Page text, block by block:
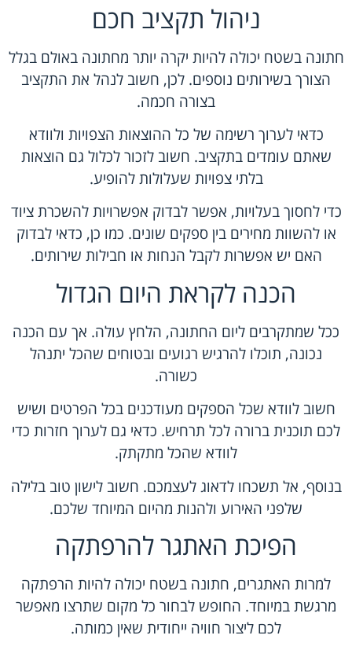
ניהול תקציב חכם
חתונה בשטח יכולה להיות יקרה יותר מחתונה באולם בגלל
הצורך בשירותים נוספים. לכן, חשוב לנהל את התקציב
בצורה חכמה.
כדאי לערוך רשימה של כל ההוצאות הצפויות ולוודא
שאתם עומדים בתקציב. חשוב לזכור לכלול גם הוצאות
בלתי צפויות שעלולות להופיע.
כדי לחסוך בעלויות, אפשר לבדוק אפשרויות להשכרת ציוד
או להשוות מחירים בין ספקים שונים. כמו כן, כדאי לבדוק
האם יש אפשרות לקבל הנחות או חבילות שירותים.
הכנה לקראת היום הגדול
ככל שמתקרבים ליום החתונה, הלחץ עולה. אך עם הכנה
נכונה, תוכלו להרגיש רגועים ובטוחים שהכל יתנהל
כשורה.
חשוב לוודא שכל הספקים מעודכנים בכל הפרטים ושיש
לכם תוכנית ברורה לכל תרחיש. כדאי גם לערוך חזרות כדי
לוודא שהכל מתקתק.
בנוסף, אל תשכחו לדאוג לעצמכם. חשוב לישון טוב בלילה
שלפני האירוע ולהנות מהיום המיוחד שלכם.
הפיכת האתגר להרפתקה
למרות האתגרים, חתונה בשטח יכולה להיות הרפתקה
מרגשת במיוחד. החופש לבחור כל מקום שתרצו מאפשר
לכם ליצור חוויה ייחודית שאין כמותה.